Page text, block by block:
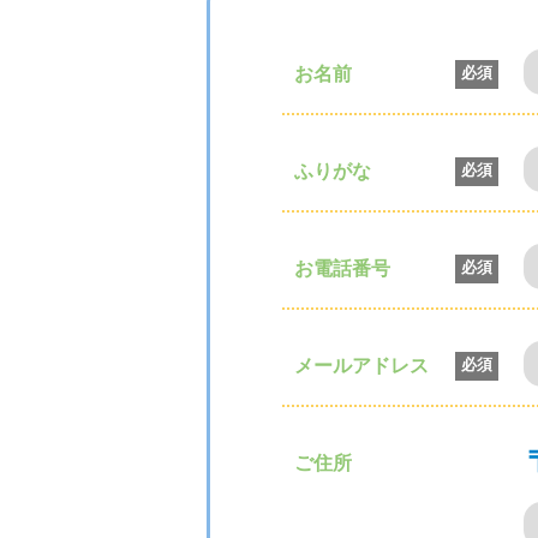
お名前 必須
ふりがな 必須
お電話番号 必須
メールアドレス 必須
ご住所